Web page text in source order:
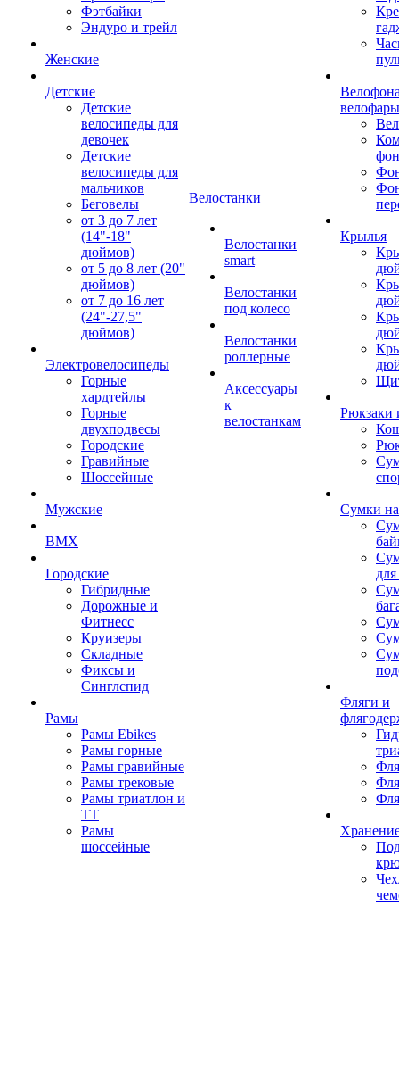
Фэтбайки
Эндуро и трейл
Женские
Детские
Детские
велосипеды для
девочек
Детские
велосипеды для
мальчиков
Беговелы
от 3 до 7 лет
(14"-18"
дюймов)
от 5 до 8 лет (20"
дюймов)
от 7 до 16 лет
(24"-27,5"
дюймов)
Электровелосипеды
Горные
хардтейлы
Горные
двухподвесы
Городские
Гравийные
Шоссейные
Мужские
BMX
Городские
Гибридные
Дорожные и
Фитнесс
Круизеры
Складные
Фиксы и
Синглспид
Рамы
Рамы Ebikes
Рамы горные
Рамы гравийные
Рамы трековые
Рамы триатлон и
ТТ
Рамы
шоссейные
Велостанки
Велостанки
smart
Велостанки
под колесо
Велостанки
роллерные
Аксессуары
к
велостанкам
велофары
Крылья
Рюкзаки
Сумки
Фляги и